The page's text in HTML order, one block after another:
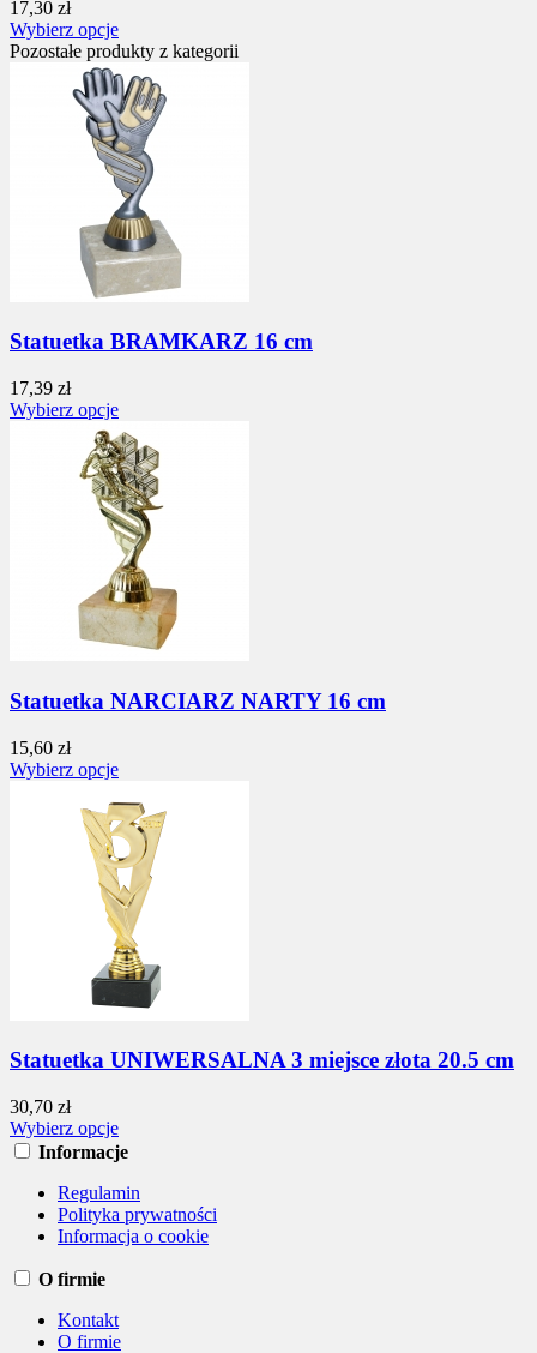
17,30 zł
Wybierz opcje
Pozostałe produkty z kategorii
Statuetka BRAMKARZ 16 cm
17,39 zł
Wybierz opcje
Statuetka NARCIARZ NARTY 16 cm
15,60 zł
Wybierz opcje
Statuetka UNIWERSALNA 3 miejsce złota 20.5 cm
30,70 zł
Wybierz opcje
Informacje
Regulamin
Polityka prywatności
Informacja o cookie
O firmie
Kontakt
O firmie